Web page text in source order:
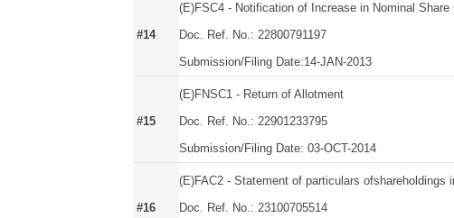
#14
(E)FSC4 - Notification of Increase in Nominal Share
Doc. Ref. No.: 22800791197
Submission/Filing Date:14-JAN-2013
#15
(E)FNSC1 - Return of Allotment
Doc. Ref. No.: 22901233795
Submission/Filing Date: 03-OCT-2014
#16
(E)FAC2 - Statement of particulars ofshareholdings
Doc. Ref. No.: 23100705514